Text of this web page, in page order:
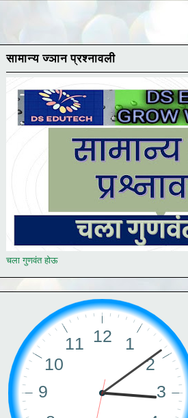
सामान्य ज्ञान प्रश्नावली
चला गुणवंत होऊ